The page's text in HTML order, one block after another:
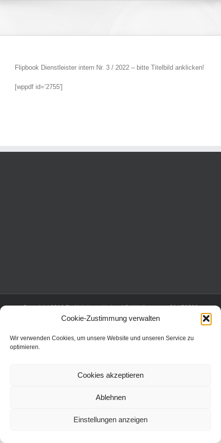
Cookie-Zustimmung verwalten
Wir verwenden Cookies, um unsere Website und unseren Service zu
optimieren.
Cookies akzeptieren
Ablehnen
Einstellungen anzeigen
Flipbook Dienstleister intern Nr. 3 / 2022 – bitte Titelbild anklicken!
[wppdf id=’2755′]
Copyright 2016 Dr. Neinhaus Verlag AG | Wollgrasweg 31 | 70599
Stuttgart | All Rights Reserved |